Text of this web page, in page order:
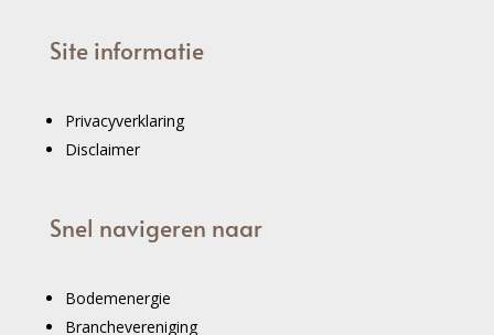
Site informatie
Privacyverklaring
Disclaimer
Snel navigeren naar
Bodemenergie
Branchevereniging